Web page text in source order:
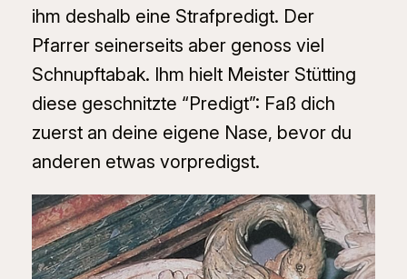
ihm deshalb eine Strafpredigt. Der
Pfarrer seinerseits aber genoss viel
Schnupftabak. Ihm hielt Meister Stütting
diese geschnitzte “Predigt”: Faß dich
zuerst an deine eigene Nase, bevor du
anderen etwas vorpredigst.